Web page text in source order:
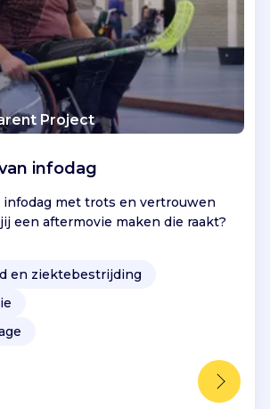
Project
infodag
met trots en vertrouwen
een aftermovie maken die raakt?
en ziektebestrijding